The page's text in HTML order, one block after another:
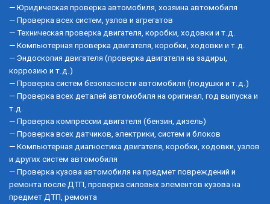
— Юридическая проверка автомобиля, хозяина автомобиля
— Проверка всех систем, узлов и агрегатов
— Техническая проверка двигателя, коробки, ходовки и т.д.
— Компьютерная проверка двигателя, коробки, ходовки и т.д.
— Эндоскопия двигателя (проверка двигателя на задиры,
коррозию и т.д.)
— Проверка систем безопасности автомобиля (подушки и т.д.)
— Проверка всех деталей автомобиля на оригинал, год выпуска и
т.д.
— Проверка компрессии двигателя (бензин, дизель)
— Проверка всех датчиков, электрики, систем и блоков
— Компьютерная диагностика двигателя, коробки, ходовки, узлов
и других систем автомобиля
— Проверка кузова автомобиля на предмет повреждений и
ремонта после ДТП, проверка силовых элементов кузова на
предмет ДТП, ремонта